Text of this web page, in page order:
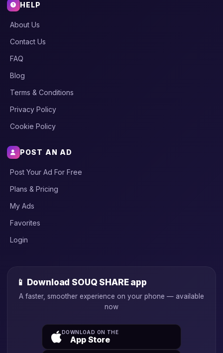
HELP
About Us
Contact Us
FAQ
Blog
Terms & Conditions
Privacy Policy
Cookie Policy
POST AN AD
Post Your Ad For Free
Plans & Pricing
My Ads
Favorites
Login
📱 Download SOUQ SHARE app
A faster, smoother experience on your phone — available
now
DOWNLOAD ON THE
App Store